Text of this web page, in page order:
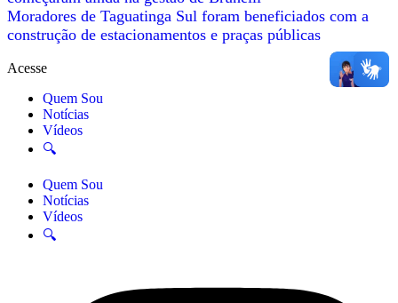
Moradores de Taguatinga Sul foram beneficiados com a
construção de estacionamentos e praças públicas
Acesse
Quem Sou
Notícias
Vídeos
🔍
Quem Sou
Notícias
Vídeos
🔍